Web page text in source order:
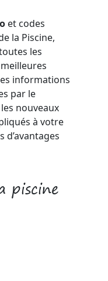
et codes
la Piscine,
les
informations
par le
nouveaux
à votre
piscine